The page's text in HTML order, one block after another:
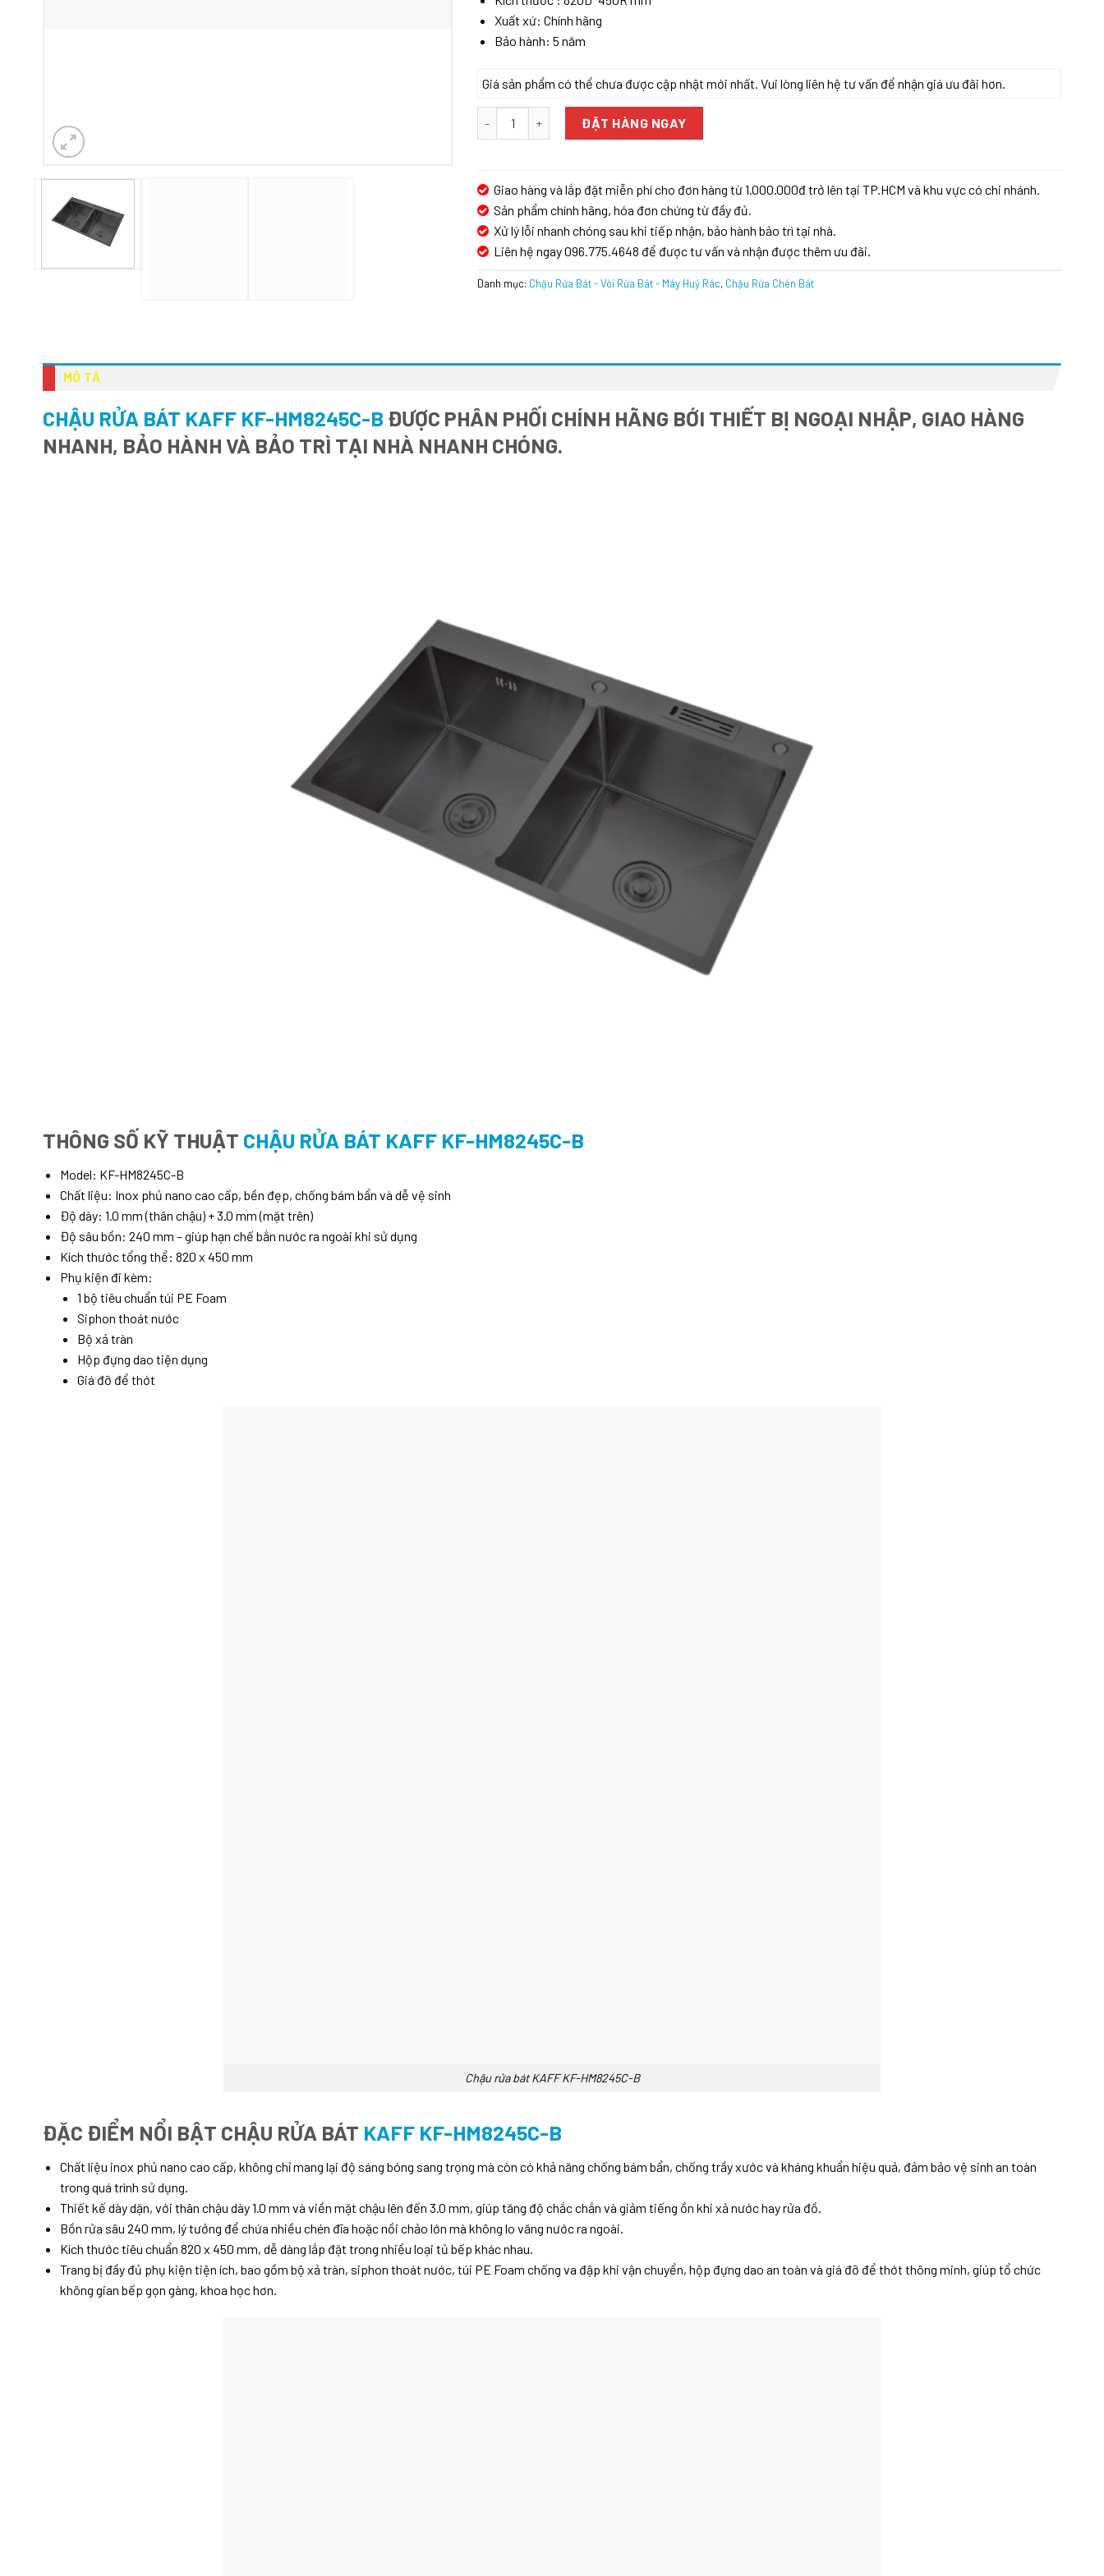
Xuất xứ: Chính hãng
Bảo hành: 5 năm
Giá sản phẩm có thể chưa được cập nhật mới nhất. Vui lòng liên hệ tư vấn để nhận giá ưu đãi hơn.
Chậu rửa bát KAFF KF-HM8245C-B số lượng
ĐẶT HÀNG NGAY
Giao hàng và lắp đặt miễn phí cho đơn hàng từ 1.000.000đ trở lên tại TP.HCM và khu vực có chi nhánh.
Sản phẩm chính hãng, hóa đơn chứng từ đầy đủ.
Xử lý lỗi nhanh chóng sau khi tiếp nhận, bảo hành bảo trì tại nhà.
Liên hệ ngay 096.775.4648 để được tư vấn và nhận được thêm ưu đãi.
Danh mục: Chậu Rửa Bát - Vòi Rửa Bát - Máy Huỷ Rác, Chậu Rửa Chén Bát
MÔ TẢ
CHẬU RỬA BÁT KAFF KF-HM8245C-B ĐƯỢC PHÂN PHỐI CHÍNH HÃNG BỚI THIẾT BỊ NGOẠI NHẬP, GIAO HÀNG
NHANH, BẢO HÀNH VÀ BẢO TRÌ TẠI NHÀ NHANH CHÓNG.
THÔNG SỐ KỸ THUẬT CHẬU RỬA BÁT KAFF KF-HM8245C-B
Model: KF-HM8245C-B
Chất liệu: Inox phủ nano cao cấp, bền đẹp, chống bám bẩn và dễ vệ sinh
Độ dày: 1.0 mm (thân chậu) + 3.0 mm (mặt trên)
Độ sâu bồn: 240 mm – giúp hạn chế bắn nước ra ngoài khi sử dụng
Kích thước tổng thể: 820 x 450 mm
Phụ kiện đi kèm:
1 bộ tiêu chuẩn túi PE Foam
Siphon thoát nước
Bộ xả tràn
Hộp đựng dao tiện dụng
Giá đỡ để thớt
Chậu rửa bát KAFF KF-HM8245C-B
ĐẶC ĐIỂM NỔI BẬT CHẬU RỬA BÁT KAFF KF-HM8245C-B
Chất liệu inox phủ nano cao cấp, không chỉ mang lại độ sáng bóng sang trọng mà còn có khả năng chống bám bẩn, chống trầy xước và kháng khuẩn hiệu quả, đảm bảo vệ sinh an toàn
trong quá trình sử dụng.
Thiết kế dày dặn, với thân chậu dày 1.0 mm và viền mặt chậu lên đến 3.0 mm, giúp tăng độ chắc chắn và giảm tiếng ồn khi xả nước hay rửa đồ.
Bồn rửa sâu 240 mm, lý tưởng để chứa nhiều chén đĩa hoặc nồi chảo lớn mà không lo văng nước ra ngoài.
Kích thước tiêu chuẩn 820 x 450 mm, dễ dàng lắp đặt trong nhiều loại tủ bếp khác nhau.
Trang bị đầy đủ phụ kiện tiện ích, bao gồm bộ xả tràn, siphon thoát nước, túi PE Foam chống va đập khi vận chuyển, hộp đựng dao an toàn và giá đỡ để thớt thông minh, giúp tổ chức
không gian bếp gọn gàng, khoa học hơn.